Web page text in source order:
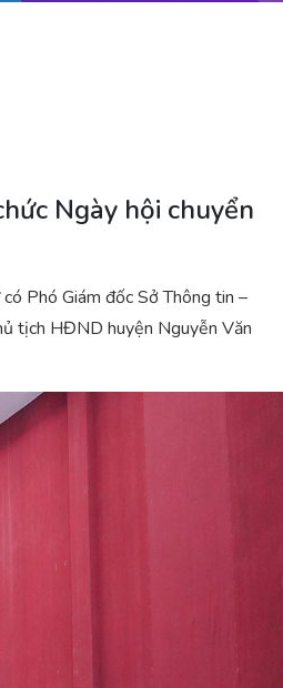
Ngày hội chuyển
Phó Giám đốc Sở Thông tin –
tịch HĐND huyện Nguyễn Văn